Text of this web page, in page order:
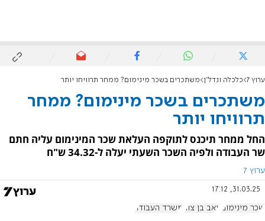
ערוץ 7 כלכלה ונדל"ן משתכרים בשכר מינימום? ממחר תרוויחו יותר
משתכרים בשכר מינימום? ממחר
תרוויחו יותר
החל ממחר תיכנס לתוקפה העלאת שכר המינימום עליה חתם
שר העבודה ולפיה השכר השעתי יעלה ל-34.32 ש"ח
ערוץ 7
31.03.25, 17:12
שכר מינימום יואב בן צור משרד העבודה